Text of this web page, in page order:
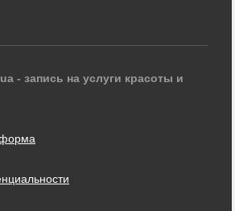
- запись на услуги красоты и